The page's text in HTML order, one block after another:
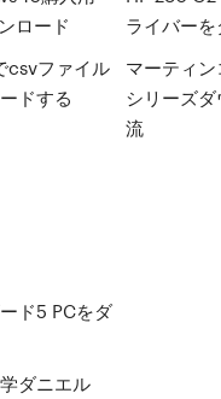
ロード
csvファイル
ドする
ライバー
マーティ
シリーズ
流
ド5 PCをダ
ダニエル